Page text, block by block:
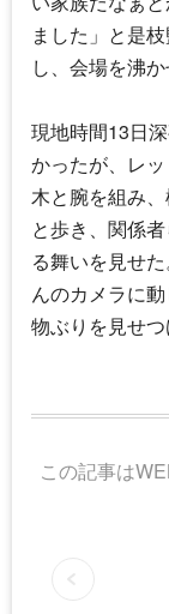
ました」と是
し、会場を沸か
現地時間13日
かったが、レ
木と腕を組み
と歩き、関係
る舞いを見せ
んのカメラに
物ぶりを見せつ
この記事は